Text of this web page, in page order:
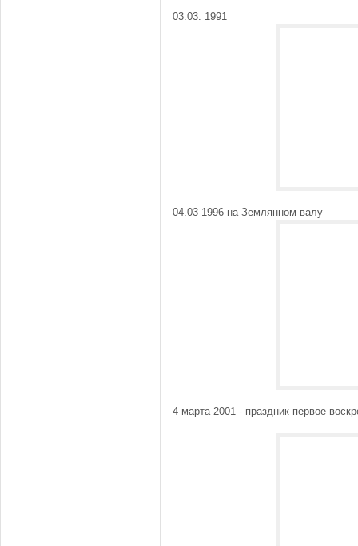
03.03. 1991
04.03 1996 на Землянном валу
4 марта 2001 - праздник первое